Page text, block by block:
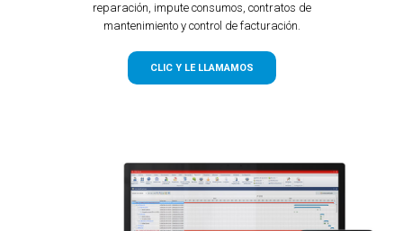
reparación, impute consumos, contratos de
mantenimiento y control de facturación.
CLIC Y LE LLAMAMOS